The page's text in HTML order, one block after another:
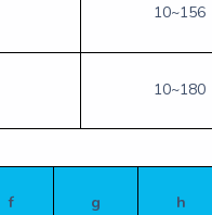
10~156
10~180
f g h